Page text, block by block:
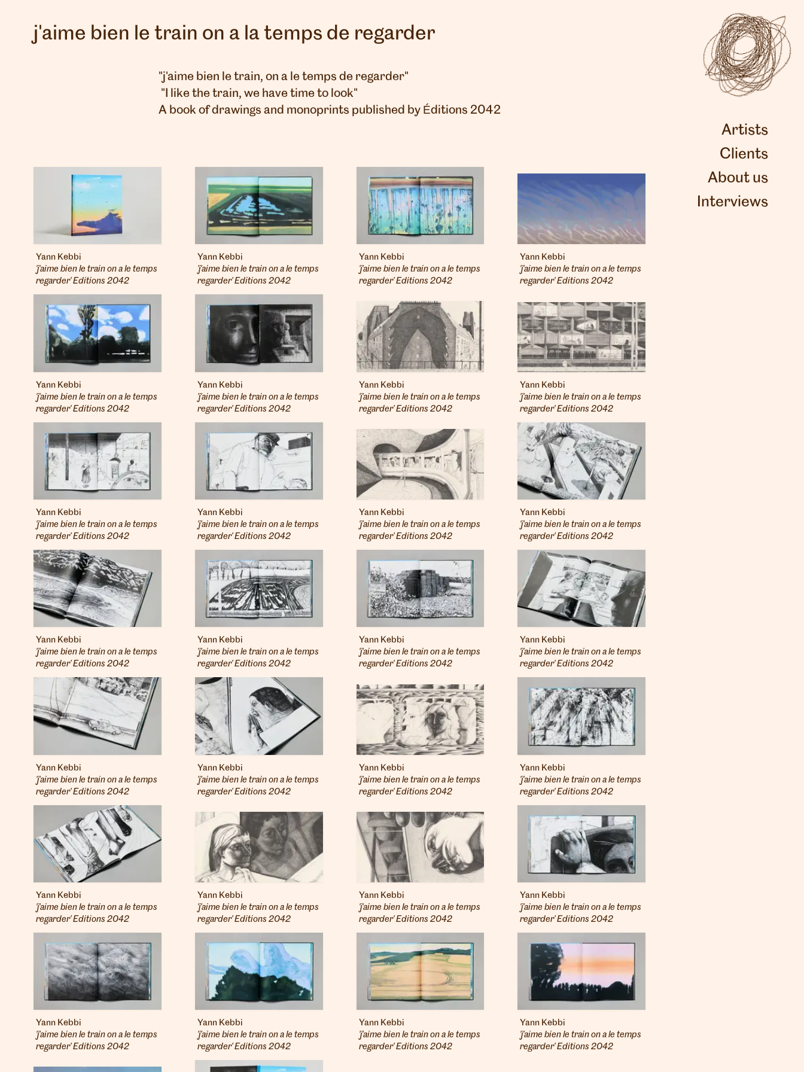
Artists
Clients
About us
Interviews
j'aime bien le train on a la temps de regarder
"j'aime bien le train, on a le temps de regarder"
"I like the train, we have time to look"
A book of drawings and monoprints published by Éditions 2042
Yann Kebbi
'j'aime bien le train on a le temps
regarder' Editions 2042
Yann Kebbi
'j'aime bien le train on a le temps
regarder' Editions 2042
Yann Kebbi
'j'aime bien le train on a le temps
regarder' Editions 2042
Yann Kebbi
'j'aime bien le train on a le temps
regarder' Editions 2042
Yann Kebbi
'j'aime bien le train on a le temps
regarder' Editions 2042
Yann Kebbi
'j'aime bien le train on a le temps
regarder' Editions 2042
Yann Kebbi
'j'aime bien le train on a le temps
regarder' Editions 2042
Yann Kebbi
'j'aime bien le train on a le temps
regarder' Editions 2042
Yann Kebbi
'j'aime bien le train on a le temps
regarder' Editions 2042
Yann Kebbi
'j'aime bien le train on a le temps
regarder' Editions 2042
Yann Kebbi
'j'aime bien le train on a le temps
regarder' Editions 2042
Yann Kebbi
'j'aime bien le train on a le temps
regarder' Editions 2042
Yann Kebbi
'j'aime bien le train on a le temps
regarder' Editions 2042
Yann Kebbi
'j'aime bien le train on a le temps
regarder' Editions 2042
Yann Kebbi
'j'aime bien le train on a le temps
regarder' Editions 2042
Yann Kebbi
'j'aime bien le train on a le temps
regarder' Editions 2042
Yann Kebbi
'j'aime bien le train on a le temps
regarder' Editions 2042
Yann Kebbi
'j'aime bien le train on a le temps
regarder' Editions 2042
Yann Kebbi
'j'aime bien le train on a le temps
regarder' Editions 2042
Yann Kebbi
'j'aime bien le train on a le temps
regarder' Editions 2042
Yann Kebbi
'j'aime bien le train on a le temps
regarder' Editions 2042
Yann Kebbi
'j'aime bien le train on a le temps
regarder' Editions 2042
Yann Kebbi
'j'aime bien le train on a le temps
regarder' Editions 2042
Yann Kebbi
'j'aime bien le train on a le temps
regarder' Editions 2042
Yann Kebbi
'j'aime bien le train on a le temps
regarder' Editions 2042
Yann Kebbi
'j'aime bien le train on a le temps
regarder' Editions 2042
Yann Kebbi
'j'aime bien le train on a le temps
regarder' Editions 2042
Yann Kebbi
'j'aime bien le train on a le temps
regarder' Editions 2042